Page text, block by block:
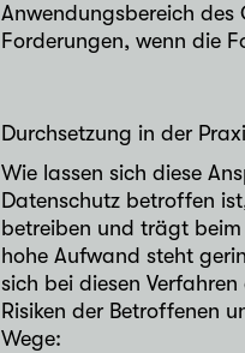
Anwendungsbereich des
Forderungen, wenn die
Durchsetzung in der
Wie lassen sich diese
Datenschutz betroffen
betreiben und trägt beim
hohe Aufwand steht
sich bei diesen
Risiken der Betroffenen
Wege: